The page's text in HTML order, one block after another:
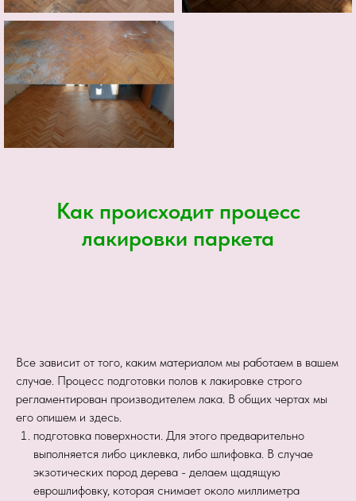
Как происходит процесс
лакировки паркета
Все зависит от того, каким материалом мы работаем в вашем
случае. Процесс подготовки полов к лакировке строго
регламентирован производителем лака. В общих чертах мы
его опишем и здесь.
подготовка поверхности. Для этого предварительно
выполняется либо циклевка, либо шлифовка. В случае
экзотических пород дерева - делаем щадящую
еврошлифовку, которая снимает около миллиметра